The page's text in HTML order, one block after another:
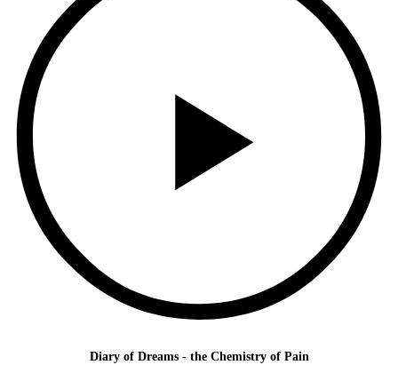
Diary of Dreams - the Chemistry of Pain